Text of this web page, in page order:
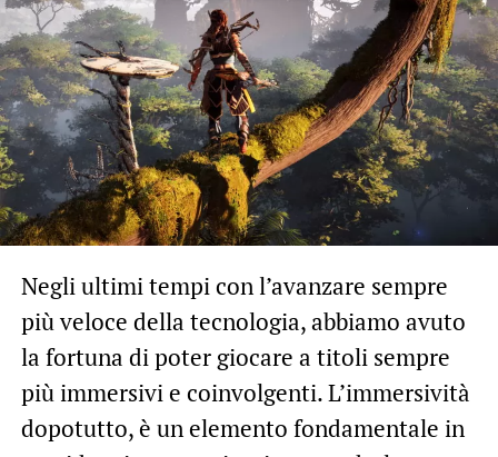
Negli ultimi tempi con l’avanzare sempre
più veloce della tecnologia, abbiamo avuto
la fortuna di poter giocare a titoli sempre
più immersivi e coinvolgenti. L’immersività
dopotutto, è un elemento fondamentale in